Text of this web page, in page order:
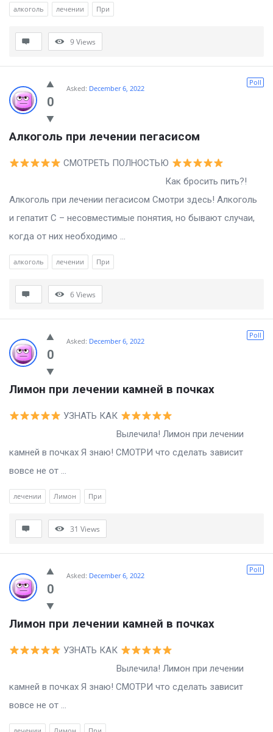
алкоголь лечении При
9Views
0
Poll
Asked: December 6, 2022
Алкоголь при лечении пегасисом
СМОТРЕТЬ ПОЛНОСТЬЮ
Как бросить пить?!
Алкоголь при лечении пегасисом Смотри здесь! Алкоголь
и гепатит С – несовместимые понятия, но бывают случаи,
когда от них необходимо ...
алкоголь лечении При
6Views
0
Poll
Asked: December 6, 2022
Лимон при лечении камней в почках
УЗНАТЬ КАК
Вылечила! Лимон при лечении
камней в почках Я знаю! СМОТРИ что сделать зависит
вовсе не от ...
лечении Лимон При
31 Views
0
Poll
Asked: December 6, 2022
Лимон при лечении камней в почках
УЗНАТЬ КАК
Вылечила! Лимон при лечении
камней в почках Я знаю! СМОТРИ что сделать зависит
вовсе не от ...